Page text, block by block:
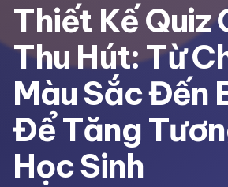
Thiết Kế Quiz
Thu Hút: Từ
Màu Sắc Đến
Để Tăng
Học Sinh